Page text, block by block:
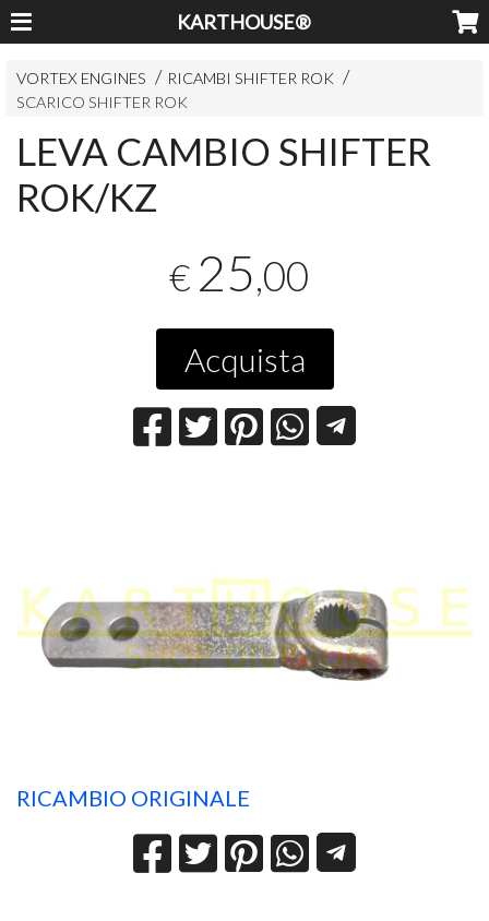
KARTHOUSE®
VORTEX ENGINES
RICAMBI SHIFTER ROK
SCARICO SHIFTER ROK
LEVA CAMBIO SHIFTER
ROK/KZ
€ 25,00
Acquista
RICAMBIO ORIGINALE